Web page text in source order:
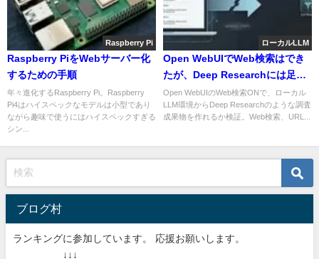
Raspberry Pi
Raspberry PiをWebサーバー化
するための手順
年々進化するRaspberry Pi。Raspberry
Pi4はハイスペックなモデルは小型であり
ながら趣味で使うにはハイスペックすぎる
シン...
ローカルLLM
Open WebUIでWeb検索はでき
たが、Deep Researchには足り
なかった理由
Open WebUIのWeb検索ONで、ローカル
LLM環境からDeep Researchのような調査
成果物を作れるか検証。Web検索、URL...
ブログ村
ランキングに参加しています。 応援お願いします。
↓↓↓